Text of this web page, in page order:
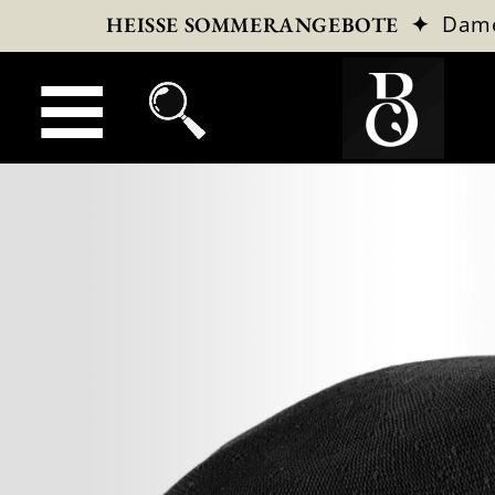
HEISSE SOMMERANGEBOTE ✦